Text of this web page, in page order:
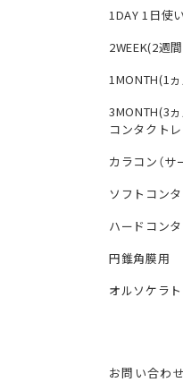
1DAY 1日使
2WEEK(2週
1MONTH(1
3MONTH(3
コンタクト
カラコン（サ
ソフトコン
ハードコン
円錐角膜用
オルソケラ
お問い合わせ